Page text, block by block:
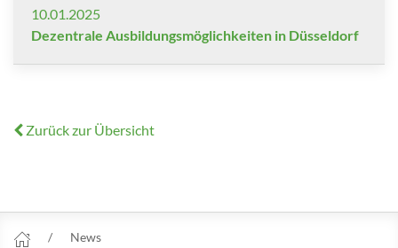
10.01.2025
Dezentrale Ausbildungsmöglichkeiten in Düsseldorf
Zurück zur Übersicht
News